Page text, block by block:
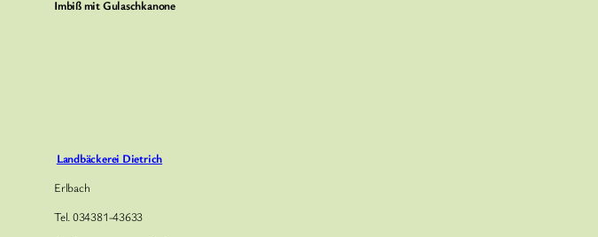
Imbiß mit Gulaschkanone
Landbäckerei Dietrich
Erlbach
Tel. 034381-43633